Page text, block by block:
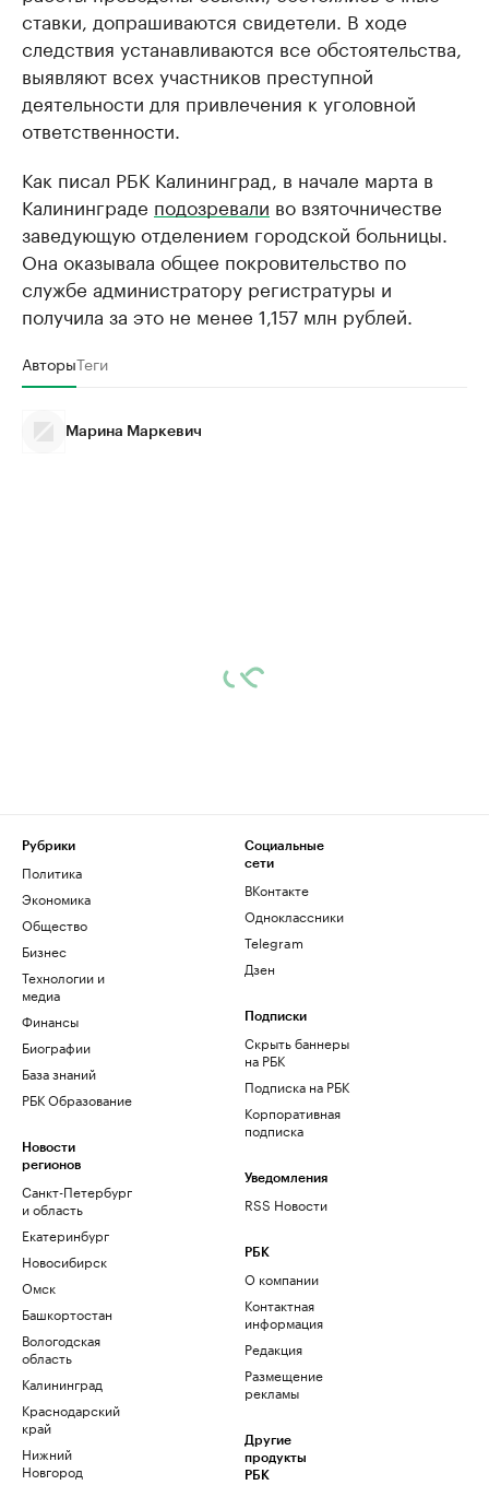
ставки, допрашиваются свидетели. В ходе
следствия устанавливаются все обстоятельства,
выявляют всех участников преступной
деятельности для привлечения к уголовной
ответственности.
Как писал РБК Калининград, в начале марта в
Калининграде подозревали во взяточничестве
заведующую отделением городской больницы.
Она оказывала общее покровительство по
службе администратору регистратуры и
получила за это не менее 1,157 млн рублей.
АвторыТеги
Марина Маркевич
Рубрики
Политика
Экономика
Общество
Бизнес
Технологии и
медиа
Финансы
Биографии
База знаний
РБК Образование
Новости
регионов
Санкт-Петербург
и область
Екатеринбург
Новосибирск
Омск
Башкортостан
Вологодская
область
Калининград
Краснодарский
край
Нижний
Новгород
Социальные
сети
ВКонтакте
Одноклассники
Telegram
Дзен
Подписки
Скрыть баннеры
на РБК
Подписка на РБК
Корпоративная
подписка
Уведомления
RSS Новости
РБК
О компании
Контактная
информация
Редакция
Размещение
рекламы
Другие
продукты
РБК